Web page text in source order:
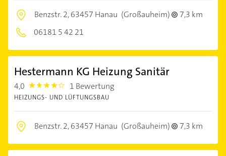
Benzstr. 2,63457 Hanau (Großauheim)
7,3 km
06181 5 42 21
Hestermann KG Heizung Sanitär
4,0 4.0 1 Bewertung
HEIZUNGS- UND LÜFTUNGSBAU
Benzstr. 2,63457 Hanau (Großauheim) 7,3 km